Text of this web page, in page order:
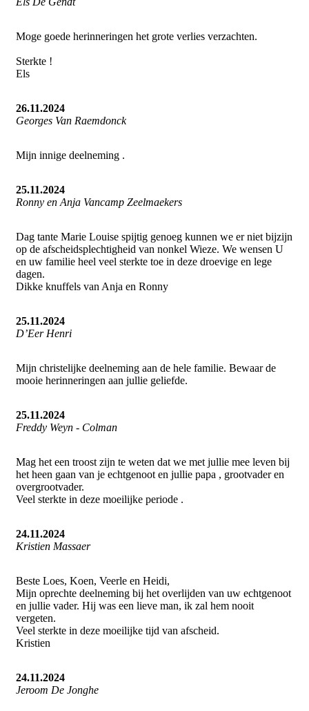
Moge goede herinneringen het grote verlies verzachten.
Sterkte !
Els
26.11.2024
Georges Van Raemdonck
Mijn innige deelneming .
25.11.2024
Ronny en Anja Vancamp Zeelmaekers
Dag tante Marie Louise spijtig genoeg kunnen we er niet bijzijn
op de afscheidsplechtigheid van nonkel Wieze. We wensen U
en uw familie heel veel sterkte toe in deze droevige en lege
dagen.
Dikke knuffels van Anja en Ronny
25.11.2024
D’Eer Henri
Mijn christelijke deelneming aan de hele familie. Bewaar de
mooie herinneringen aan jullie geliefde.
25.11.2024
Freddy Weyn - Colman
Mag het een troost zijn te weten dat we met jullie mee leven bij
het heen gaan van je echtgenoot en jullie papa , grootvader en
overgrootvader.
Veel sterkte in deze moeilijke periode .
24.11.2024
Kristien Massaer
Beste Loes, Koen, Veerle en Heidi,
Mijn oprechte deelneming bij het overlijden van uw echtgenoot
en jullie vader. Hij was een lieve man, ik zal hem nooit
vergeten.
Veel sterkte in deze moeilijke tijd van afscheid.
Kristien
24.11.2024
Jeroom De Jonghe